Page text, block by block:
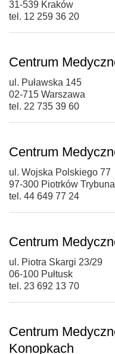
31-539 Kraków
tel. 12 259 36 20
Centrum
ul. Puławska 145
02-715 Warszawa
tel. 22 735 39 60
Centrum
ul. Wojska Polskiego 77
97-300 Piotrków
tel. 44 649 77 24
Centrum
ul. Piotra Skargi 23/29
06-100 Pułtusk
tel. 23 692 13 70
Centrum
Konopkach